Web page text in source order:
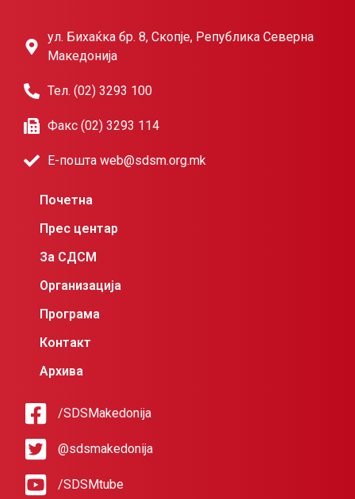
ул. Бихаќка бр. 8, Скопје, Република Северна
Македонија
Тел. (02) 3293 100
Факс (02) 3293 114
Е-пошта web@sdsm.org.mk
Почетна
Прес центар
За СДСМ
Организација
Програма
Контакт
Архива
/SDSMakedonija
@sdsmakedonija
/SDSMtube